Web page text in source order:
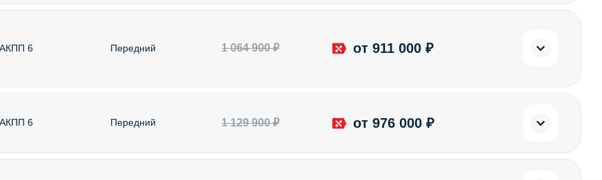
АКПП 6 Передний 1 064 900 ₽ от 911 000 ₽
АКПП 6 Передний 1 129 900 ₽ от 976 000 ₽